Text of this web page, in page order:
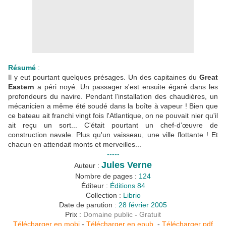
Résumé :
Il y eut pourtant quelques présages. Un des capitaines du Great
Eastern a péri noyé. Un passager s'est ensuite égaré dans les
profondeurs du navire. Pendant l'installation des chaudières, un
mécanicien a même été soudé dans la boîte à vapeur ! Bien que
ce bateau ait franchi vingt fois l'Atlantique, on ne pouvait nier qu'il
ait reçu un sort... C'était pourtant un chef-d’œuvre de
construction navale. Plus qu'un vaisseau, une ville flottante ! Et
chacun en attendait monts et merveilles...
-----
Auteur : Jules Verne
Nombre de pages : 124
Éditeur : Éditions 84
Collection : Librio
Date de parution : 28 février 2005
Prix : Domaine public - Gratuit
Télécharger en mobi - Télécharger en epub - Télécharger pdf